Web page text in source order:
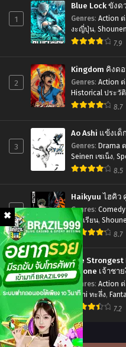
Bungou
Stray
Dogs
Season
4
คณะ
กร
ตอน
ที่1-
13
พากย์
ไทย+ซับ
ไทย
1
Blue Lock ขังด
Genres: Action
งะญี่ปุ่น,
7.9
2
Kingdom คิงด
Genres: Action
Historical ประวั
ใหญ่,Seinen เซเน็ง
8.7
3
Ao Ashi แข้งเ
Genres: Drama
Seinen เซเน็ง,
8.5
4
Haikyuu ไฮคิว
Genres:
โรงเรียน,
Sports กีฬา
8.7
5
The
Throne เจ้าชา
Genres: Action
Ecchi ทะลึ่ง,
ญี่ปุ่น,Romance
7.2